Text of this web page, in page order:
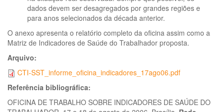
dados devem ser desagregados por grandes regiões e
para anos selecionados da década anterior.
O anexo apresenta o relatório completo da oficina assim como a
Matriz de Indicadores de Saúde do Trabalhador proposta.
Arquivo:
CTI-SST_informe_oficina_indicadores_17ago06.pdf
Referência bibliográfica:
OFICINA DE TRABALHO SOBRE INDICADORES DE SAÚDE DO